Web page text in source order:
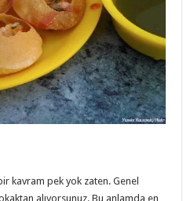
kavram pek yok zaten. Genel
alıyorsunuz. Bu anlamda en